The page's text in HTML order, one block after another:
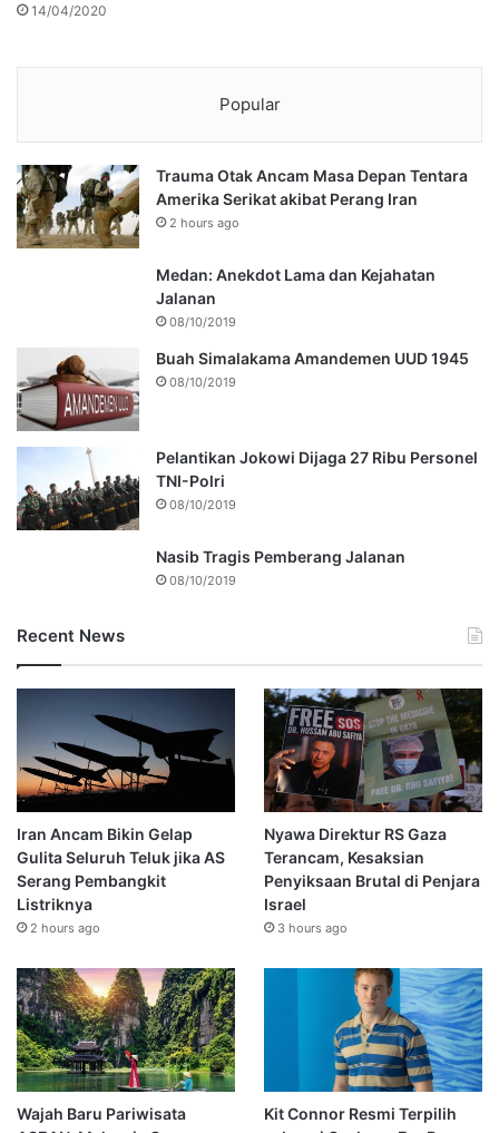
14/04/2020
Popular
Trauma Otak Ancam Masa Depan Tentara
Amerika Serikat akibat Perang Iran
2 hours ago
Medan: Anekdot Lama dan Kejahatan
Jalanan
08/10/2019
Buah Simalakama Amandemen UUD 1945
08/10/2019
Pelantikan Jokowi Dijaga 27 Ribu Personel
TNI-Polri
08/10/2019
Nasib Tragis Pemberang Jalanan
08/10/2019
Recent News
Iran Ancam Bikin Gelap
Gulita Seluruh Teluk jika AS
Serang Pembangkit
Listriknya
2 hours ago
Nyawa Direktur RS Gaza
Terancam, Kesaksian
Penyiksaan Brutal di Penjara
Israel
3 hours ago
Wajah Baru Pariwisata
Kit Connor Resmi Terpilih